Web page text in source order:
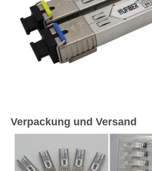
Verpackung und Versand